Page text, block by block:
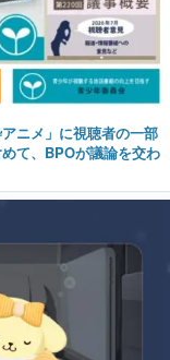
ニメ」に視聴者の一部
て、BPOが議論を交わ